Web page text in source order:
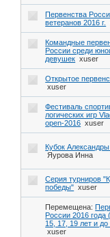
Первенства
ветеранов 2016 г.
Командные
России среди
девушек xuser
Открытое
xuser
Фестиваль
логических игр
open-2016 xuser
Кубок
Яурова Инна
Серия турниров
победы" xuser
Перемещена:
России 2016 года
15, 17, 19 лет и до
xuser